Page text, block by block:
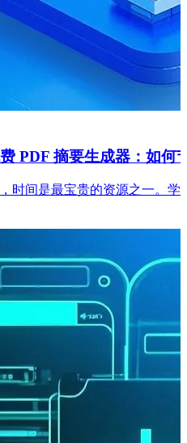
PDF 摘要生成器：如何
时间是最宝贵的资源之一。学